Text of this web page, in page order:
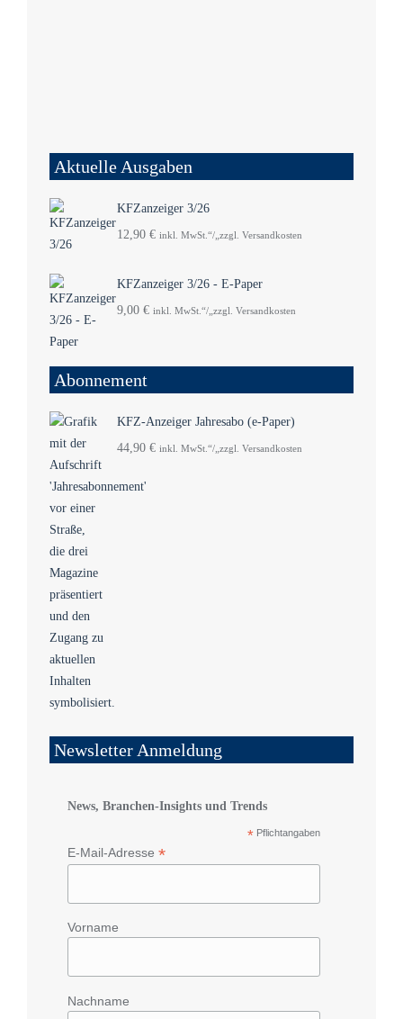
Aktuelle Ausgaben
KFZanzeiger 3/26
12,90 € inkl. MwSt.“/„zzgl. Versandkosten
KFZanzeiger 3/26 - E-Paper
9,00 € inkl. MwSt.“/„zzgl. Versandkosten
Abonnement
KFZ-Anzeiger Jahresabo (e-Paper)
44,90 € inkl. MwSt.“/„zzgl. Versandkosten
Newsletter Anmeldung
News, Branchen-Insights und Trends
* Pflichtangaben
E-Mail-Adresse *
Vorname
Nachname